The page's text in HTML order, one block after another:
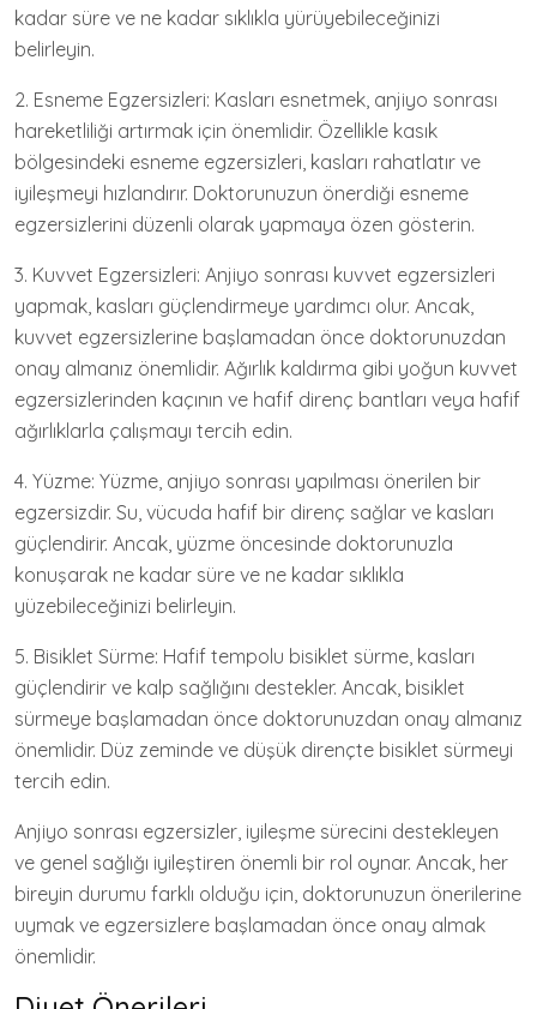
kadar süre ve ne kadar sıklıkla yürüyebileceğinizi
belirleyin.
2. Esneme Egzersizleri: Kasları esnetmek, anjiyo sonrası
hareketliliği artırmak için önemlidir. Özellikle kasık
bölgesindeki esneme egzersizleri, kasları rahatlatır ve
iyileşmeyi hızlandırır. Doktorunuzun önerdiği esneme
egzersizlerini düzenli olarak yapmaya özen gösterin.
3. Kuvvet Egzersizleri: Anjiyo sonrası kuvvet egzersizleri
yapmak, kasları güçlendirmeye yardımcı olur. Ancak,
kuvvet egzersizlerine başlamadan önce doktorunuzdan
onay almanız önemlidir. Ağırlık kaldırma gibi yoğun kuvvet
egzersizlerinden kaçının ve hafif direnç bantları veya hafif
ağırlıklarla çalışmayı tercih edin.
4. Yüzme: Yüzme, anjiyo sonrası yapılması önerilen bir
egzersizdir. Su, vücuda hafif bir direnç sağlar ve kasları
güçlendirir. Ancak, yüzme öncesinde doktorunuzla
konuşarak ne kadar süre ve ne kadar sıklıkla
yüzebileceğinizi belirleyin.
5. Bisiklet Sürme: Hafif tempolu bisiklet sürme, kasları
güçlendirir ve kalp sağlığını destekler. Ancak, bisiklet
sürmeye başlamadan önce doktorunuzdan onay almanız
önemlidir. Düz zeminde ve düşük dirençte bisiklet sürmeyi
tercih edin.
Anjiyo sonrası egzersizler, iyileşme sürecini destekleyen
ve genel sağlığı iyileştiren önemli bir rol oynar. Ancak, her
bireyin durumu farklı olduğu için, doktorunuzun önerilerine
uymak ve egzersizlere başlamadan önce onay almak
önemlidir.